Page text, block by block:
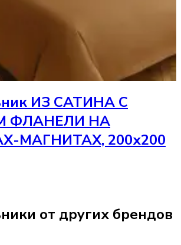
ИЗ САТИНА С
ФЛАНЕЛИ НА
МАГНИТАХ, 200х200
от других брендов